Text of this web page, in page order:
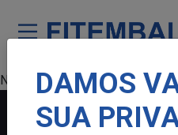
Saltar para o conteï¿½do
Nenhum produto encontrado.
DAMOS
SUA